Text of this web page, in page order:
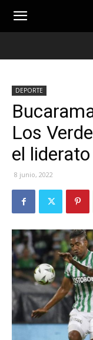
DEPORTE
Los
el liderato
8 junio, 2022